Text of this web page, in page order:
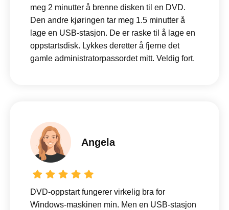
meg 2 minutter å brenne disken til en DVD.
Den andre kjøringen tar meg 1.5 minutter å
lage en USB-stasjon. De er raske til å lage en
oppstartsdisk. Lykkes deretter å fjerne det
gamle administratorpassordet mitt. Veldig fort.
Angela
DVD-oppstart fungerer virkelig bra for
Windows-maskinen min. Men en USB-stasjon